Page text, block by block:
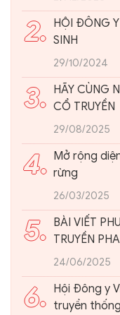
2. HỘI ĐÔNG
SINH
29/10/2024
3. HÃY CÙNG
CỔ TRUYỀN
29/08/2025
4. Mở rộng
rừng
26/03/2025
5. BÀI VIẾT
TRUYỀN
24/06/2025
6. Hội Đông y
truyền